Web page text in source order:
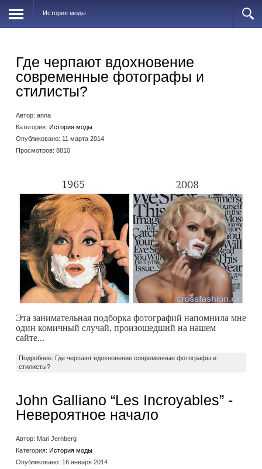
История моды
Где черпают вдохновение
современные фотографы и
стилисты?
Автор: anna
Категория: История моды
Опубликовано: 11 марта 2014
Просмотров: 8810
Эта занимательная подборка фотографий напомнила мне
один комичный случай, произошедший на нашем
сайте...
Подробнее: Где черпают вдохновение современные фотографы и
стилисты?
John Galliano “Les Incroyables” -
Невероятное начало
Автор: Mari Jernberg
Категория: История моды
Опубликовано: 16 января 2014